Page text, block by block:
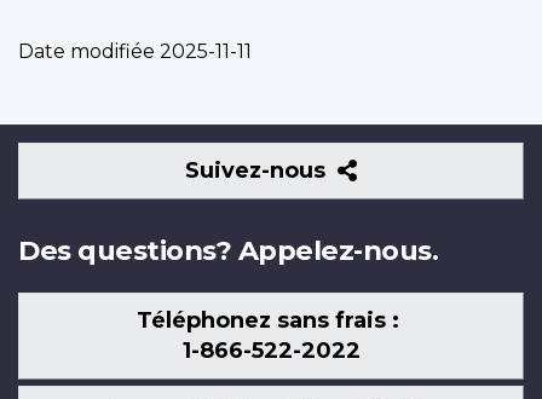
Date modifiée 2025-11-11
Suivez-nous
Suivez-
nous
Des questions? Appelez-nous.
Téléphonez sans frais :
1-866-522-2022